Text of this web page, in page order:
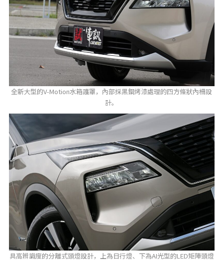
全新大型的V-Motion水箱護罩，內部採黑鋼烤漆處理的四方條狀內柵設
計。
具高辨識度的分離式頭燈設計，上為日行燈、下為AI光型的LED矩陣頭燈